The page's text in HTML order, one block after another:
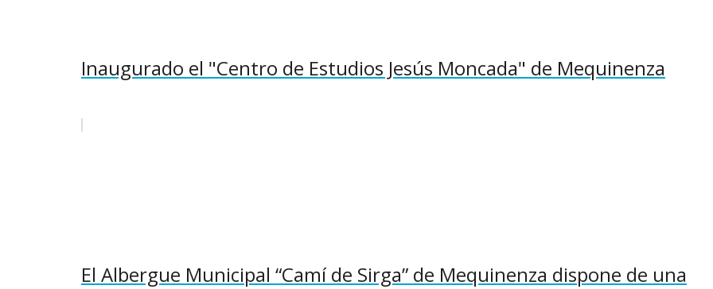
Inaugurado el "Centro de Estudios Jesús Moncada" de Mequinenza
El Albergue Municipal “Camí de Sirga” de Mequinenza dispone de una